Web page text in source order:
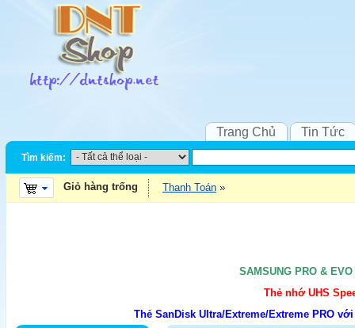
Trang Chủ Tin Tức
Tìm kiếm:
Giỏ hàng trống Thanh Toán
SAMSUNG PRO &
Thẻ nhớ UHS
Thẻ SanDisk Ultra/Extreme/Extreme PRO